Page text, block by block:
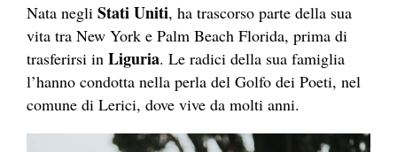
Nata negli Stati Uniti, ha trascorso parte della sua
vita tra New York e Palm Beach Florida, prima di
trasferirsi in Liguria. Le radici della sua famiglia
l’hanno condotta nella perla del Golfo dei Poeti, nel
comune di Lerici, dove vive da molti anni.